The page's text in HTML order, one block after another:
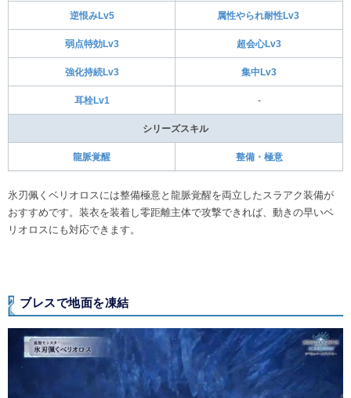
逆恨みLv5 属性やられ耐性Lv3
弱点特効Lv3 超会心Lv3
強化持続Lv3 集中Lv3
耳栓Lv1 -
シリーズスキル
龍脈覚醒 整備・極意
氷刃佩くベリオロスには整備極意と龍脈覚醒を両立したスラアク装備が
おすすめです。装衣を装着し零距離主体で攻撃できれば、動きの早いベ
リオロスにも対応できます。
ブレスで地面を凍結